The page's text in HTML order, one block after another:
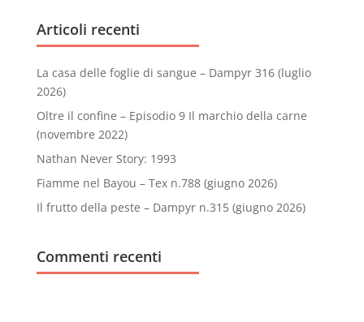
Articoli recenti
La casa delle foglie di sangue – Dampyr 316 (luglio
2026)
Oltre il confine – Episodio 9 Il marchio della carne
(novembre 2022)
Nathan Never Story: 1993
Fiamme nel Bayou – Tex n.788 (giugno 2026)
Il frutto della peste – Dampyr n.315 (giugno 2026)
Commenti recenti